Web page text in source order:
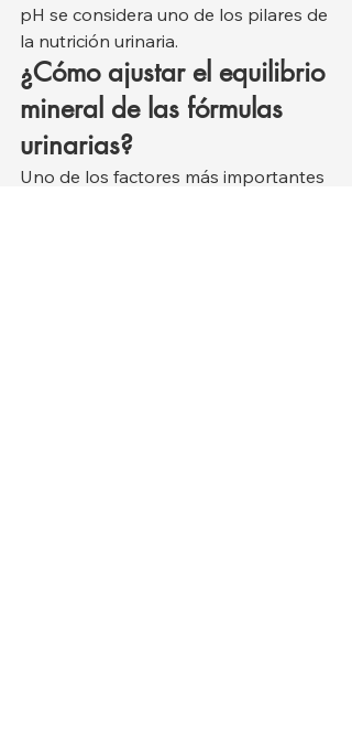
pH se considera uno de los pilares de
la nutrición urinaria.
¿Cómo ajustar el equilibrio
mineral de las fórmulas
urinarias?
Uno de los factores más importantes